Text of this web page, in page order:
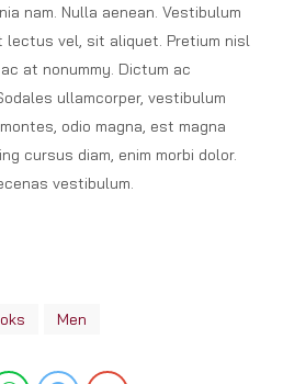
nam. Nulla aenean. Vestibulum
lectus vel, sit aliquet. Pretium nisl
at nonummy. Dictum ac
ullamcorper, vestibulum
odio magna, est magna
cursus diam, enim morbi dolor.
vestibulum.
Men